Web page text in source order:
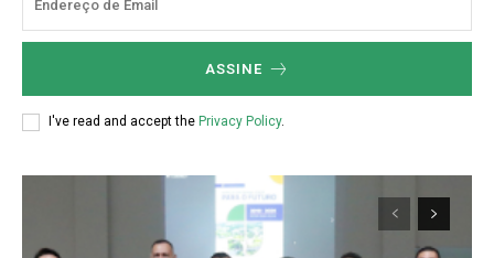
ASSINE
I've read and accept the Privacy Policy.